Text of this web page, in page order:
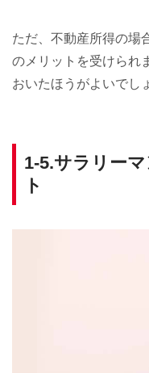
ただ、不動産所得の場
のメリットを受けられ
おいたほうがよいでし
1-5.サラリー
ト